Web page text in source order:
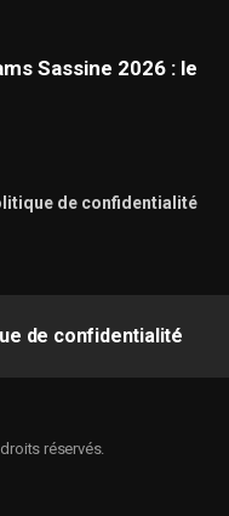
Sassine 2026 : le
de confidentialité
de confidentialité
réservés.